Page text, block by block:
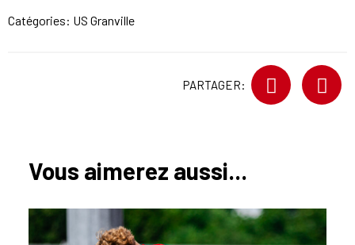
Catégories: US Granville
PARTAGER:
Vous aimerez aussi...